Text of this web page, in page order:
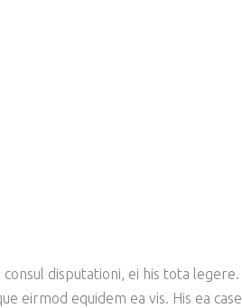
disputationi, ei his tota legere.
eirmod equidem ea vis. His ea case